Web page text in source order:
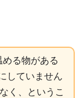
る物がある
していません
く、というこ